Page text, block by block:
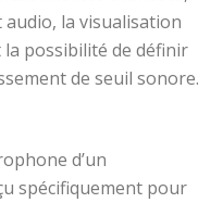
la visualisation
possibilité de définir
de seuil sonore.
d’un
spécifiquement pour